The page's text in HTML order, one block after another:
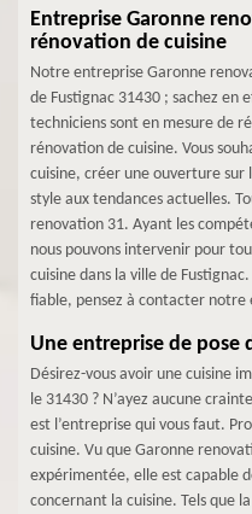
Entreprise Garonne
rénovation de cuisine
Notre entreprise Garonne
de Fustignac 31430 ; sachez
techniciens sont en mesure de
rénovation de cuisine. Vous
cuisine, créer une ouverture sur
style aux tendances actuelles.
renovation 31. Ayant les
nous pouvons intervenir pour
cuisine dans la ville de
fiable, pensez à contacter
Une entreprise de pose
Désirez-vous avoir une cuisine
le 31430 ? N’ayez aucune
est l’entreprise qui vous faut.
cuisine. Vu que Garonne
expérimentée, elle est capable
concernant la cuisine. Tels que